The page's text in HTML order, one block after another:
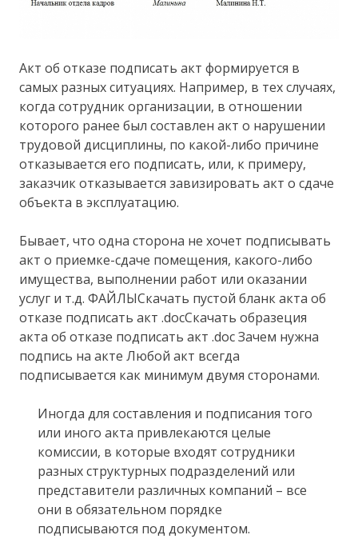
Акт об отказе подписать акт формируется в
самых разных ситуациях. Например, в тех случаях,
когда сотрудник организации, в отношении
которого ранее был составлен акт о нарушении
трудовой дисциплины, по какой-либо причине
отказывается его подписать, или, к примеру,
заказчик отказывается завизировать акт о сдаче
объекта в эксплуатацию.
Бывает, что одна сторона не хочет подписывать
акт о приемке-сдаче помещения, какого-либо
имущества, выполнении работ или оказании
услуг и т.д. ФАЙЛЫСкачать пустой бланк акта об
отказе подписать акт .docСкачать образеция
акта об отказе подписать акт .doc Зачем нужна
подпись на акте Любой акт всегда
подписывается как минимум двумя сторонами.
Иногда для составления и подписания того
или иного акта привлекаются целые
комиссии, в которые входят сотрудники
разных структурных подразделений или
представители различных компаний – все
они в обязательном порядке
подписываются под документом.